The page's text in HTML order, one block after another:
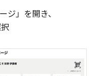
ジ」を開き、